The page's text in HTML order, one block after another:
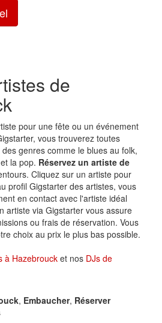
de
pour une fête ou un événement
vous trouverez toutes
genres comme le blues au folk,
la pop. Réservez un artiste de
Cliquez sur un artiste pour
profil Gigstarter des artistes, vous
en contact avec l'artiste idéal
artiste via Gigstarter vous assure
ou frais de réservation. Vous
choix au prix le plus bas possible.
à Hazebroucket nos DJs de
, Embaucher, Réserver